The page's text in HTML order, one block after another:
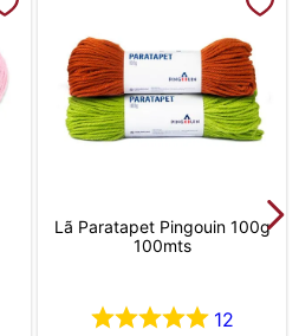
Lã Paratapet Pingouin 100g
100mts
12